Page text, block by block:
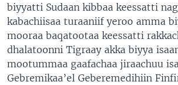
biyyatti Sudaan kibbaa keessatti
kabachiisaa turaaniif yeroo amma
mooraa baqatootaa keessatti
dhalatoonni Tigraay akka biyya
mootummaa gaafachaa jiraachuu
Gebremikaa’el Geberemedihiin